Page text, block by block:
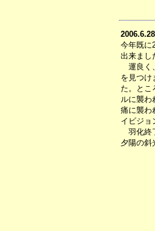
2006.6.28
今年既に
出来まし
運良く
を見つけ
た。とこ
ルに襲わ
痛に襲わ
イビジョ
羽化終
夕陽の斜